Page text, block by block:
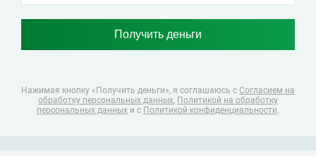
Нажимая кнопку «Получить деньги», я соглашаюсь с Согласием на
обработку персональных данных, Политикой на обработку
персональных данных и с Политикой конфиденциальности.